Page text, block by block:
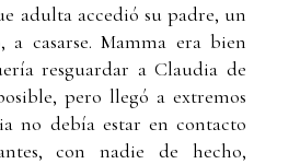
adulta accedió su padre, un
a casarse. Mamma era bien
resguardar a Claudia de
pero llegó a extremos
no debía estar en contacto
con nadie de hecho,